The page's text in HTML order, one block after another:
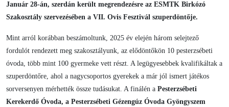
Január 28-án, szerdán került megrendezésre az ESMTK Birkózó
Szakosztály szervezésében a VII. Ovis Fesztivál szuperdöntője.
Mint arról korábban beszámoltunk, 2025 év elején három selejtező
fordulót rendezett meg szakosztályunk, az elődöntőkön 10 pesterzsébeti
óvoda, több mint 100 gyermeke vett részt. A legügyesebbek kvalifikáltak a
szuperdöntőre, ahol a nagycsoportos gyerekek a már jól ismert játékos
sorversenyen mérhették össze tudásukat. A finálén a Pesterzsébeti
Kerekerdő Óvoda, a Pesterzsébeti Gézengúz Óvoda Gyöngyszem